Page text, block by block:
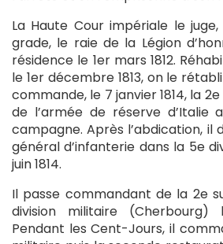
La Haute Cour impériale le
grade, le raie de la Légion
résidence le 1er mars 1812.
le 1er décembre 1813, on le
commande, le 7 janvier 1814, la
de l’armée de réserve d’Italie
campagne. Après l’abdication, il
général d’infanterie dans la 5e
juin 1814.
Il passe commandant de la 2e
division militaire (Cherbourg)
Pendant les Cent-Jours, il